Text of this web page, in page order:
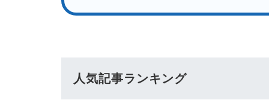
人気記事ランキング